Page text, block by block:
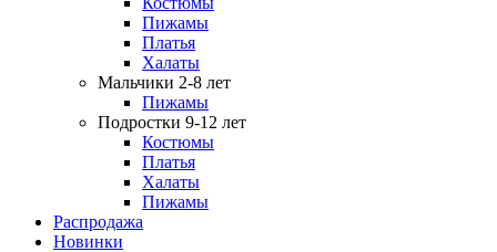
Пижамы
Платья
Халаты
Мальчики 2-8 лет
Пижамы
Подростки 9-12 лет
Костюмы
Платья
Халаты
Пижамы
Распродажа
Новинки